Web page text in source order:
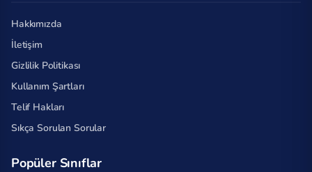
Hakkımızda
İletişim
Gizlilik Politikası
Kullanım Şartları
Telif Hakları
Sıkça Sorulan Sorular
Popüler Sınıflar